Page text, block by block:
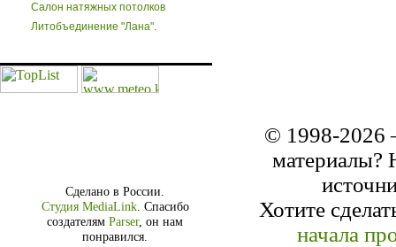
Салон натяжных потолков
Литобъединение "Лана".
Сделано в России.
Студия MediaLink. Спасибо
создателям Parser, он нам
понравился.
© 1998-2026
материалы?
Хотите
начала